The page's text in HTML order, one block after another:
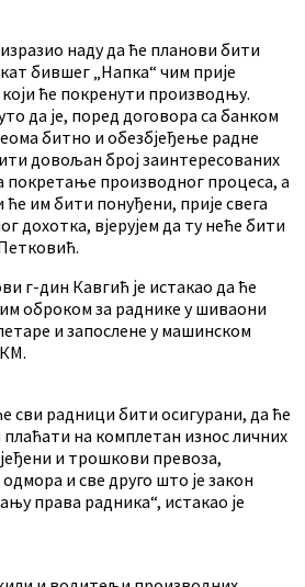
наду да ће планови бити
бившег „Напка“ чим прије
ће покренути производњу.
да је, поред договора са банком
битно и обезбјеђење радне
довољан број заинтересованих
покретање производног процеса, а
ће им бити понуђени, прије свега
дохотка, вјерујем да ту неће бити
г-дин Кавгић је истакао да ће
оброком за раднике у шиваони
и запослене у машинском
сви радници бити осигурани, да ће
на комплетан износ личних
и трошкови превоза,
и све друго што је закон
права радника“, истакао је